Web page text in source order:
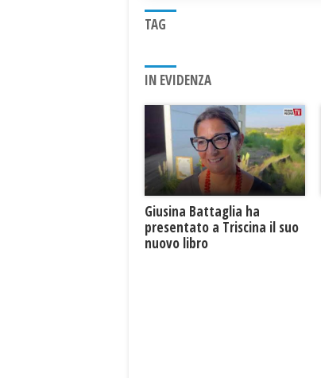
TAG
IN EVIDENZA
Giusina Battaglia ha
presentato a Triscina il suo
nuovo libro